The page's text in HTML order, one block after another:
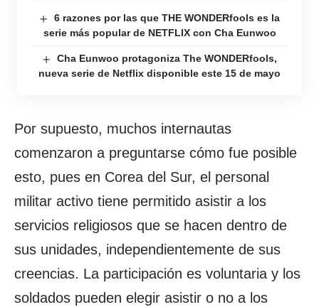
6 razones por las que THE WONDERfools es la
serie más popular de NETFLIX con Cha Eunwoo
Cha Eunwoo protagoniza The WONDERfools,
nueva serie de Netflix disponible este 15 de mayo
Por supuesto, muchos internautas
comenzaron a preguntarse cómo fue posible
esto, pues en Corea del Sur, el personal
militar activo tiene permitido asistir a los
servicios religiosos que se hacen dentro de
sus unidades, independientemente de sus
creencias. La participación es voluntaria y los
soldados pueden elegir asistir o no a los